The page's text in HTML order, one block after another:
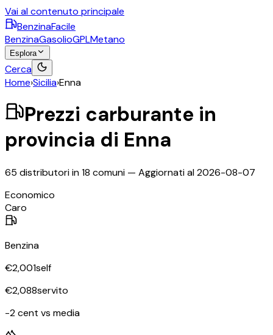
Vai al contenuto principale
BenzinaFacile
BenzinaGasolioGPLMetano
Esplora
Cerca
Home›Sicilia›Enna
Prezzi carburante in
provincia di Enna
65 distributori in18 comuni — Aggiornati al2026-08-07
Economico
Caro
Benzina
€2,001self
€2,088servito
-2 cent vs media